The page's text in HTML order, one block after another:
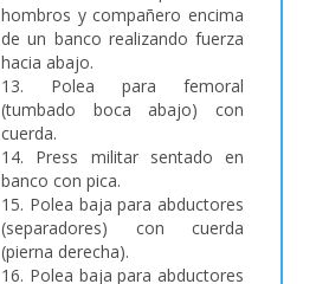
hombros y compañero encima
de un banco realizando fuerza
hacia abajo.
13. Polea para femoral
(tumbado boca abajo) con
cuerda.
14. Press militar sentado en
banco con pica.
15. Polea baja para abductores
(separadores) con cuerda
(pierna derecha).
16. Polea baja para abductores